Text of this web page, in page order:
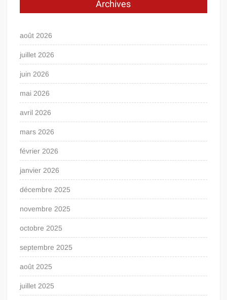
Archives
août 2026
juillet 2026
juin 2026
mai 2026
avril 2026
mars 2026
février 2026
janvier 2026
décembre 2025
novembre 2025
octobre 2025
septembre 2025
août 2025
juillet 2025